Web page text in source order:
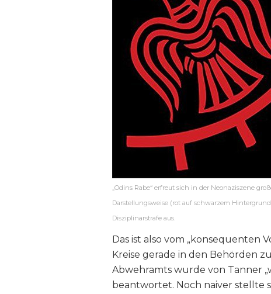
„Odins Rabe“ erfreut sich in der Neonaziszene
Darstellungsweise (rot auf schwarzem
Disziplinarstrafe aus.
Das ist also vom
Kreise gerade in den Behörden
Abwehramts wurde von Tanner
beantwortet. Noch naiver stellte